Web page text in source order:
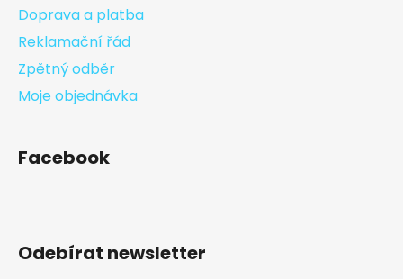
Doprava a platba
Reklamační řád
Zpětný odběr
Moje objednávka
Facebook
Odebírat newsletter